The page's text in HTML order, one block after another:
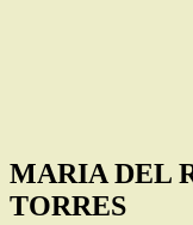
MARIA DEL
TORRES